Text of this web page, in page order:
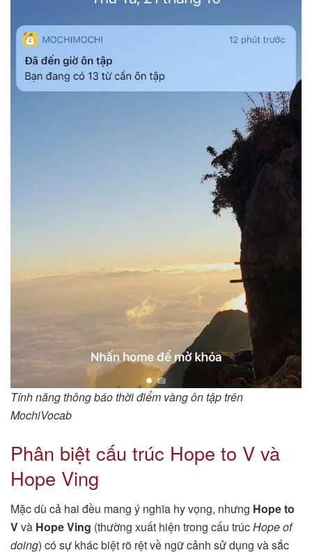
Tính năng thông báo thời điểm vàng ôn tập trên
MochiVocab
Phân biệt cấu trúc Hope to V và
Hope Ving
Mặc dù cả hai đều mang ý nghĩa hy vọng, nhưng Hope to
Vvà Hope Ving (thường xuất hiện trong cấu trúcHope of
doing) có sự khác biệt rõ rệt về ngữ cảnh sử dụng và sắc